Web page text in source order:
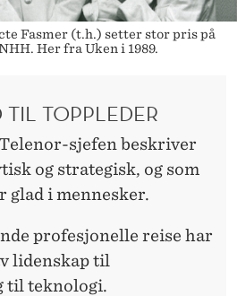
Fasmer (t.h.) setter stor pris på
Her fra Uken i 1989.
TIL TOPPLEDER
sjefen beskriver
og strategisk, og som
glad i mennesker.
profesjonelle reise har
lidenskap til
til teknologi.